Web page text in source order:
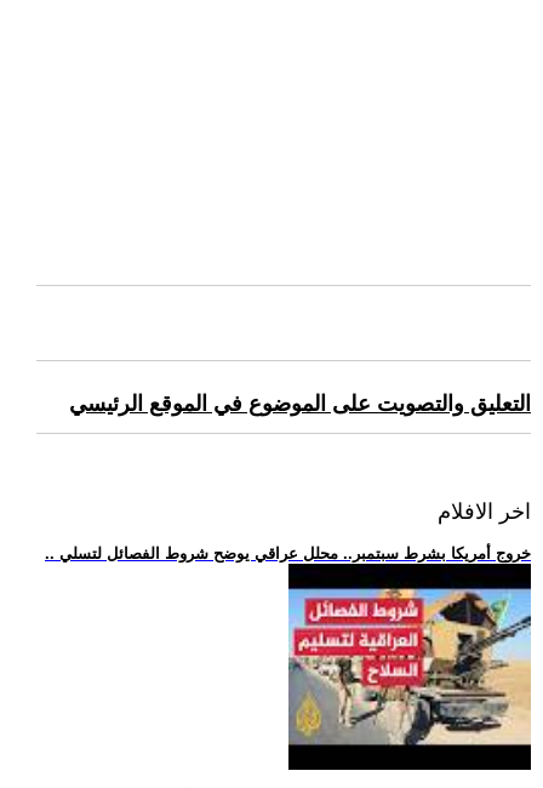
التعليق والتصويت على الموضوع في الموقع الرئيسي
اخر الافلام
.. خروج أمريكا بشرط سبتمبر.. محلل عراقي يوضح شروط الفصائل لتسلي